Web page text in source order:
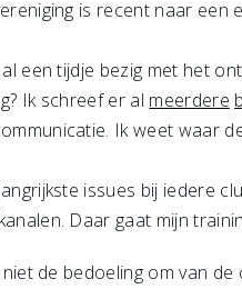
is recent naar een
een tijdje bezig met het
Ik schreef er al meerdere
Ik weet waar
issues bij iedere
Daar gaat mijn
niet de bedoeling om van